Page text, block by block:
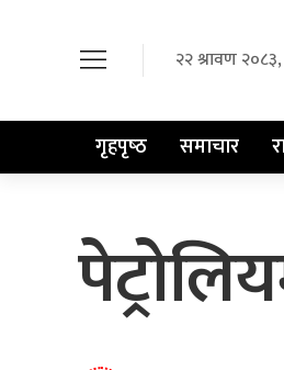
२२ श्रावण
गृहपृष्‍ठ समाचार